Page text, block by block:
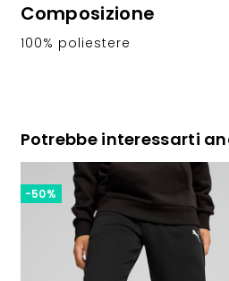
Composizione
100% poliestere
Potrebbe interessarti
-50%